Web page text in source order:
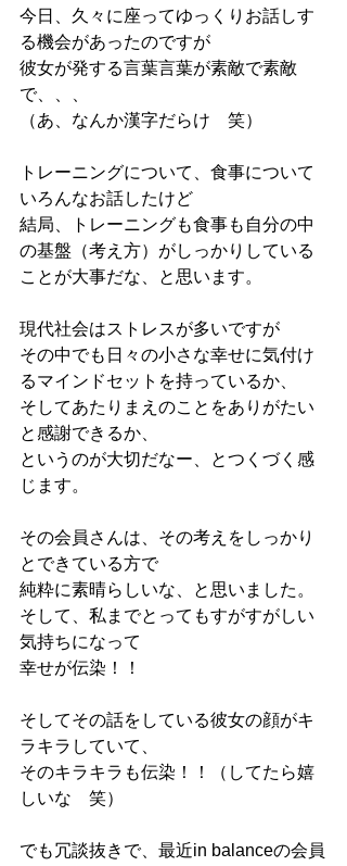
今日、久々に座ってゆっくりお話しす
る機会があったのですが
彼女が発する言葉言葉が素敵で素敵
で、、、
（あ、なんか漢字だらけ　笑）
トレーニングについて、食事について
いろんなお話したけど
結局、トレーニングも食事も自分の中
の基盤（考え方）がしっかりしている
ことが大事だな、と思います。
現代社会はストレスが多いですが
その中でも日々の小さな幸せに気付け
るマインドセットを持っているか、
そしてあたりまえのことをありがたい
と感謝できるか、
というのが大切だなー、とつくづく感
じます。
その会員さんは、その考えをしっかり
とできている方で
純粋に素晴らしいな、と思いました。
そして、私までとってもすがすがしい
気持ちになって
幸せが伝染！！
そしてその話をしている彼女の顔がキ
ラキラしていて、
そのキラキラも伝染！！（してたら嬉
しいな　笑）
でも冗談抜きで、最近in balanceの会員